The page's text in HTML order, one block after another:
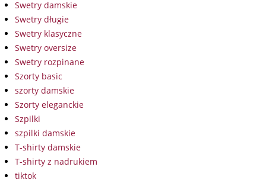
Swetry damskie
Swetry długie
Swetry klasyczne
Swetry oversize
Swetry rozpinane
Szorty basic
szorty damskie
Szorty eleganckie
Szpilki
szpilki damskie
T-shirty damskie
T-shirty z nadrukiem
tiktok